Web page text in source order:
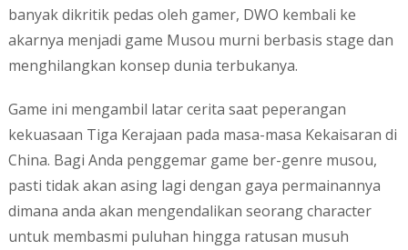
banyak dikritik pedas oleh gamer, DWO kembali ke
akarnya menjadi game Musou murni berbasis stage dan
menghilangkan konsep dunia terbukanya.
Game ini mengambil latar cerita saat peperangan
kekuasaan Tiga Kerajaan pada masa-masa Kekaisaran di
China. Bagi Anda penggemar game ber-genre musou,
pasti tidak akan asing lagi dengan gaya permainannya
dimana anda akan mengendalikan seorang character
untuk membasmi puluhan hingga ratusan musuh